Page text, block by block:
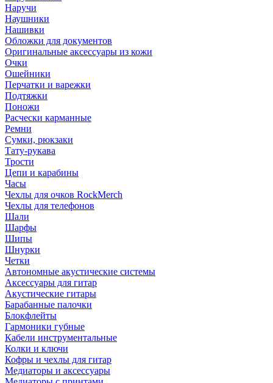
Наручи
Наушники
Нашивки
Обложки для документов
Оригинальные аксессуары из кожи
Очки
Ошейники
Перчатки и варежки
Подтяжки
Поножи
Расчески карманные
Ремни
Сумки, рюкзаки
Тату-рукава
Трости
Цепи и карабины
Часы
Чехлы для очков RockMerch
Чехлы для телефонов
Шали
Шарфы
Шипы
Шнурки
Четки
Автономные акустические системы
Аксессуары для гитар
Акустические гитары
Барабанные палочки
Блокфлейты
Гармоники губные
Кабели инструментальные
Колки и ключи
Кофры и чехлы для гитар
Медиаторы и аксессуары